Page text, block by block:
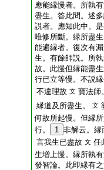
應能縁慢者。所執
盡生。答此問。述
説者。應知此中。
唯修所斷。緑所盡
能遍縁者。復次有
生。有餘師説。所
故。此慢但縁能盡
行已立等慢。不説
不違理故 文 寶法師
縁道及所盡生。
文
何故所起慢。但縁
行。
1 非解云。縁
言我生已盡故 文 任
生増上慢。縁所執
發智論。此即縁有